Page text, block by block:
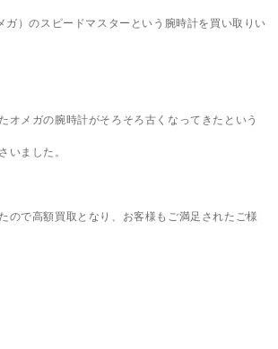
ガ）のスピードマスターという腕時計を買い取りい
オメガの腕時計がそろそろ古くなってきたという
いました。
ので高額買取となり、お客様もご満足されたご様